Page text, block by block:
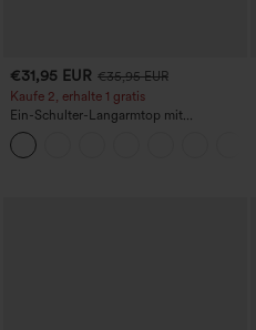
€31,95 EUR €35,95 EUR
Kaufe 2, erhalte 1 gratis
Ein-Schulter-Langarmtop mit
Daumenloch, geschwungener Saum
(High-Low), schnell trocknend – Yoga-
Sporttop mit integriertem BH